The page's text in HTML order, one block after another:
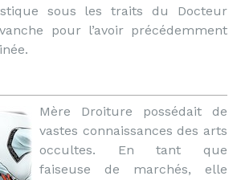
sous les traits du Docteur
pour l’avoir précédemment
Mère Droiture possédait de
vastes connaissances des arts
occultes. En tant que
faiseuse de marchés, elle